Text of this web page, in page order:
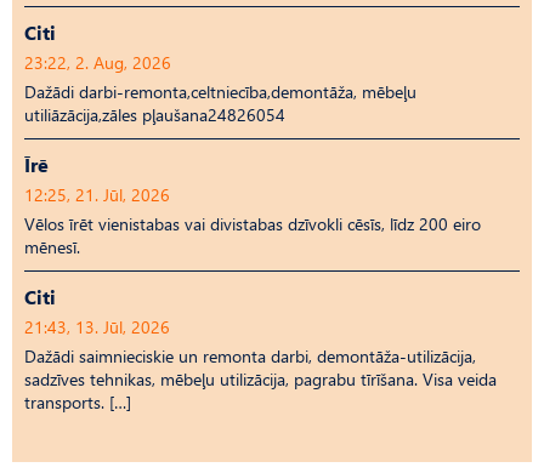
Citi
23:22, 2. Aug, 2026
Dažādi darbi-remonta,celtniecība,demontāža, mēbeļu
utiliāzācija,zāles pļaušana24826054
Īrē
12:25, 21. Jūl, 2026
Vēlos īrēt vienistabas vai divistabas dzīvokli cēsīs, līdz 200 eiro
mēnesī.
Citi
21:43, 13. Jūl, 2026
Dažādi saimnieciskie un remonta darbi, demontāža-utilizācija,
sadzīves tehnikas, mēbeļu utilizācija, pagrabu tīrīšana. Visa veida
transports. […]